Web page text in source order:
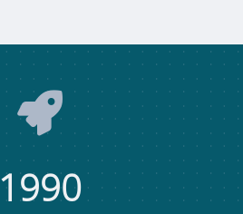
1990